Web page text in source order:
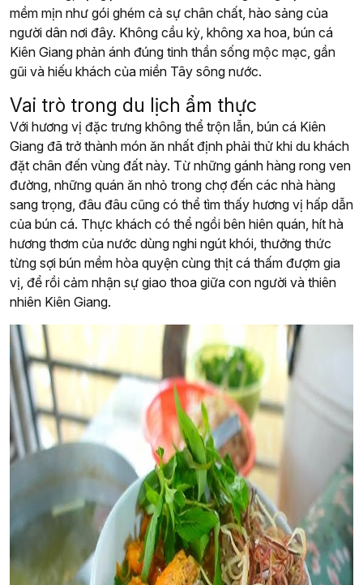
mềm mịn như gói ghém cả sự chân chất, hào sảng của
người dân nơi đây. Không cầu kỳ, không xa hoa, bún cá
Kiên Giang phản ánh đúng tinh thần sống mộc mạc, gần
gũi và hiếu khách của miền Tây sông nước.
Vai trò trong du lịch ẩm thực
Với hương vị đặc trưng không thể trộn lẫn, bún cá Kiên
Giang đã trở thành món ăn nhất định phải thử khi du khách
đặt chân đến vùng đất này. Từ những gánh hàng rong ven
đường, những quán ăn nhỏ trong chợ đến các nhà hàng
sang trọng, đâu đâu cũng có thể tìm thấy hương vị hấp dẫn
của bún cá. Thực khách có thể ngồi bên hiên quán, hít hà
hương thơm của nước dùng nghi ngút khói, thưởng thức
từng sợi bún mềm hòa quyện cùng thịt cá thấm đượm gia
vị, để rồi cảm nhận sự giao thoa giữa con người và thiên
nhiên Kiên Giang.